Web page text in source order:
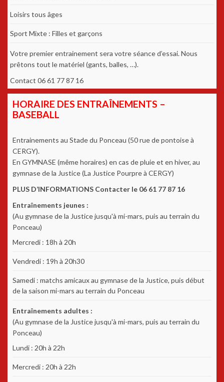
Loisirs tous âges
Sport Mixte : Filles et garçons
Votre premier entrainement sera votre séance d’essai. Nous
prêtons tout le matériel (gants, balles, …).
Contact 06 61 77 87 16
HORAIRE DES ENTRAÎNEMENTS –
BASEBALL
Entrainements au Stade du Ponceau (50 rue de pontoise à
CERGY).
En GYMNASE (même horaires) en cas de pluie et en hiver, au
gymnase de la Justice (La Justice Pourpre à CERGY)
PLUS D’INFORMATIONS Contacter le 06 61 77 87 16
Entraînements jeunes :
(Au gymnase de la Justice jusqu'à mi-mars, puis au terrain du
Ponceau)
Mercredi : 18h à 20h
Vendredi : 19h à 20h30
Samedi : matchs amicaux au gymnase de la Justice, puis début
de la saison mi-mars au terrain du Ponceau
Entraînements adultes :
(Au gymnase de la Justice jusqu'à mi-mars, puis au terrain du
Ponceau)
Lundi : 20h à 22h
Mercredi : 20h à 22h